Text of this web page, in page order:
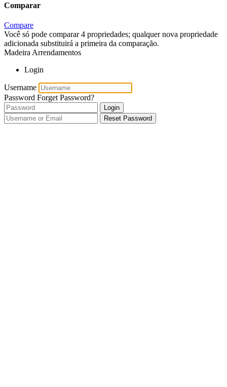
Comparar
Compare
Você só pode comparar 4 propriedades; qualquer nova propriedade
adicionada substituirá a primeira da comparação.
Madeira Arrendamentos
Login
Username
Password Forget Password?
Login
Reset Password